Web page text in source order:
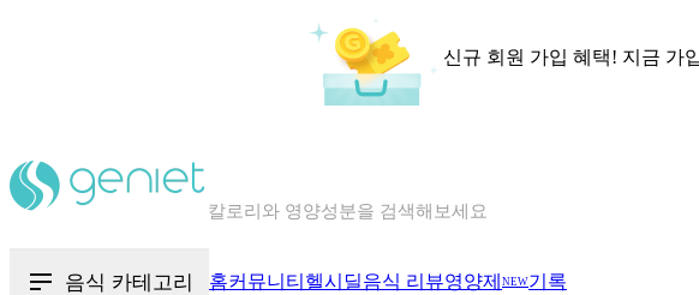
신규 회원 가입 혜택! 지금 가
칼로리와 영양성분을 검색해보세요
음식 카테고리 홈커뮤니티 헬시딜음식 리뷰영양제 NEW기록